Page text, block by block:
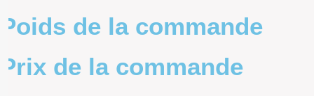
Poids de la commande
Prix de la commande